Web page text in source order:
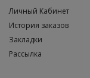
Личный Кабинет
История заказов
Закладки
Рассылка